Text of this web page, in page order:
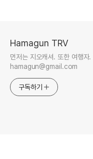
Hamagun TRV
먼저는 지오캐셔. 또한 여행자
hamagun@gmail.com
구독하기